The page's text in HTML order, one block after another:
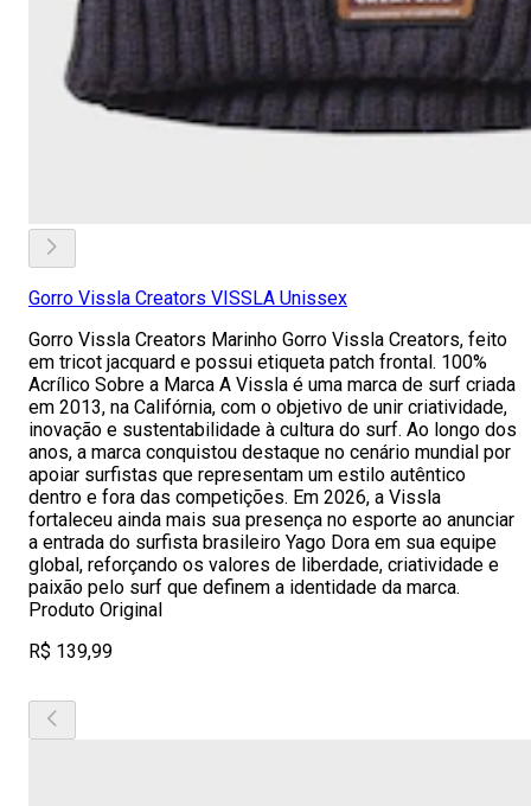
Gorro Vissla Creators VISSLA Unissex
Gorro Vissla Creators Marinho Gorro Vissla Creators, feito
em tricot jacquard e possui etiqueta patch frontal. 100%
Acrílico​​​​​​​ Sobre a Marca A Vissla é uma marca de surf criada
em 2013, na Califórnia, com o objetivo de unir criatividade,
inovação e sustentabilidade à cultura do surf. Ao longo dos
anos, a marca conquistou destaque no cenário mundial por
apoiar surfistas que representam um estilo autêntico
dentro e fora das competições. Em 2026, a Vissla
fortaleceu ainda mais sua presença no esporte ao anunciar
a entrada do surfista brasileiro Yago Dora em sua equipe
global, reforçando os valores de liberdade, criatividade e
paixão pelo surf que definem a identidade da marca.
Produto Original
R$ 139,99